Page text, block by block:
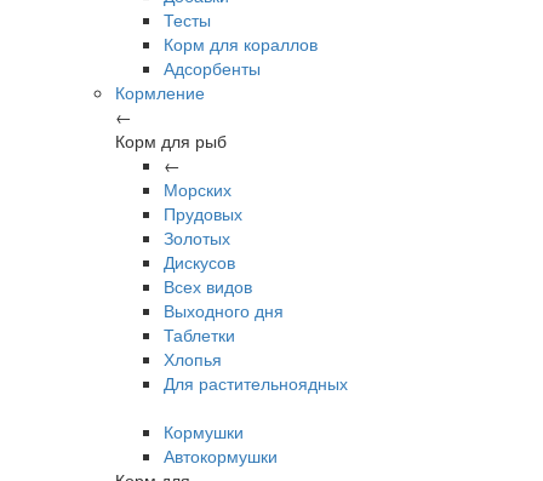
Тесты
Корм для кораллов
Адсорбенты
Кормление
←
Корм для рыб
←
Морских
Прудовых
Золотых
Дискусов
Всех видов
Выходного дня
Таблетки
Хлопья
Для растительноядных
Кормушки
Автокормушки